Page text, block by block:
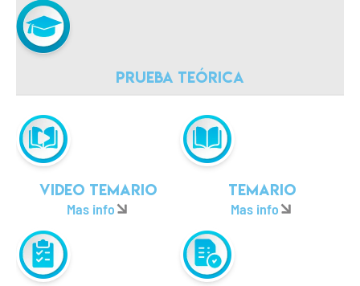
Prueba teórica
Video temario
Mas info
Temario
Mas info